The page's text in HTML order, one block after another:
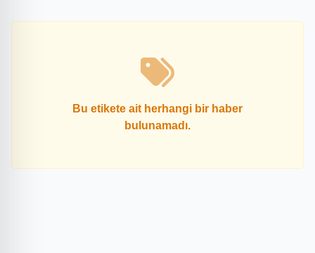
Bu etikete ait herhangi bir haber
bulunamadı.